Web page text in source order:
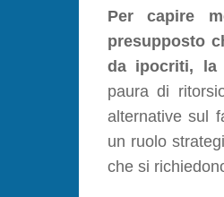
Per capire
presupposto
da ipocriti, la
paura di
alternative sul
un ruolo
che si